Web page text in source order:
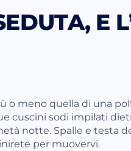
E
o meno quella di una
cuscini sodi impilati
notte. Spalle e testa
per muovervi.